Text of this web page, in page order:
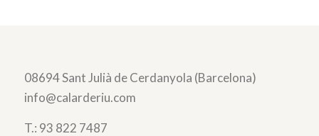
08694 Sant Julià de Cerdanyola (Barcelona)
info@calarderiu.com
T.: 93 822 7487